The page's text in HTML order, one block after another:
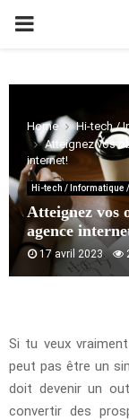
PRIMARY
Home
Hi-tech /
Atteignez vos
internet!
Hi-tech / Informatique
Atteignez vos
agence
17 avril 2023
Si tu veux
peut pas être un
doit devenir un
convertir des